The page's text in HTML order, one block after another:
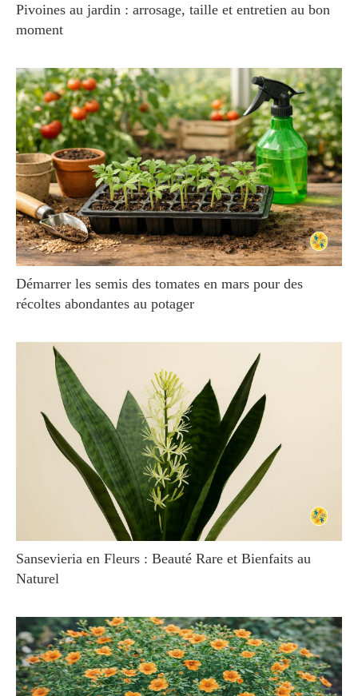
Pivoines au jardin : arrosage, taille et entretien au bon
moment
Démarrer les semis des tomates en mars pour des
récoltes abondantes au potager
Sansevieria en Fleurs : Beauté Rare et Bienfaits au
Naturel